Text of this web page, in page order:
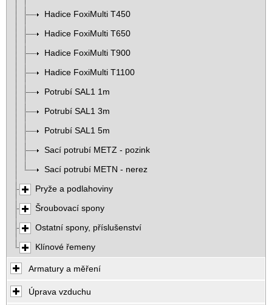
Hadice FoxiMulti T450
Hadice FoxiMulti T650
Hadice FoxiMulti T900
Hadice FoxiMulti T1100
Potrubí SAL1 1m
Potrubí SAL1 3m
Potrubí SAL1 5m
Sací potrubí METZ - pozink
Sací potrubí METN - nerez
Pryže a podlahoviny
Šroubovací spony
Ostatní spony, příslušenství
Klínové řemeny
Armatury a měření
Úprava vzduchu